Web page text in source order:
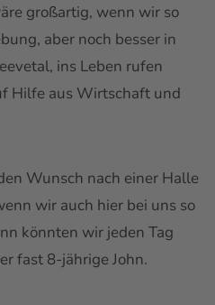
großartig, wenn wir so
aber noch besser in
ins Leben rufen
Hilfe aus Wirtschaft und
Wunsch nach einer Halle
wir auch hier bei uns so
könnten wir jeden Tag
fast 8-jährige John.